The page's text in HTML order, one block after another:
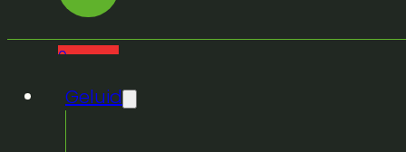
0
Geluid